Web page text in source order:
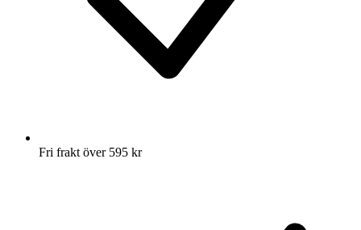
Fri frakt över 595 kr